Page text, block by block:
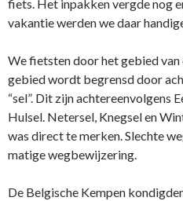
fiets. Het inpakken vergde nog
vakantie werden we daar
We fietsten door het gebied van
gebied wordt begrensd door
“sel”. Dit zijn achtereenvolgens
Hulsel. Netersel, Knegsel en
was direct te merken. Slechte
matige wegbewijzering.
De Belgische Kempen